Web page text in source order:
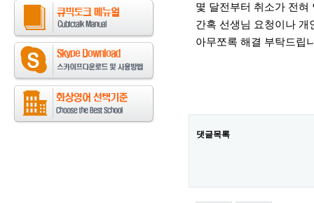
몇 달전부터 취소가 전혀
간혹 선생님 요청이나 개
아무쪼록 해결 부탁드립
댓글목록